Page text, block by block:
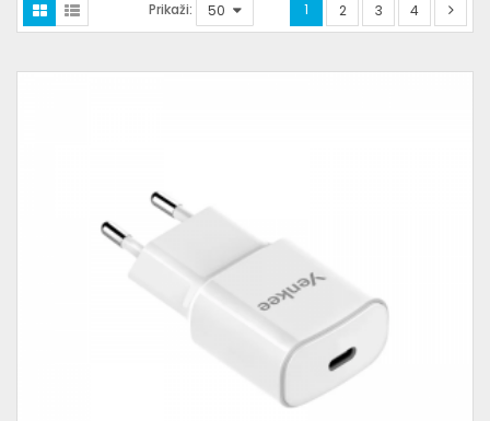
Prikaži: 1 2 3 4